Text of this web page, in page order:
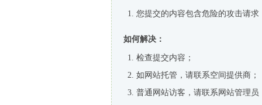
您提交的内容包含危险的攻击请求
如何解决：
检查提交内容；
如网站托管，请联系空间提供商；
普通网站访客，请联系网站管理员